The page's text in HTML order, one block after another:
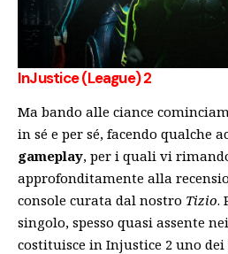
InJustice (League) 2
Ma bando alle ciance
in sé e per sé, facendo qualche
gameplay, per i quali vi
approfonditamente alla
console curata dal nostro Tizio.
singolo, spesso quasi assente
costituisce in Injustice 2 uno